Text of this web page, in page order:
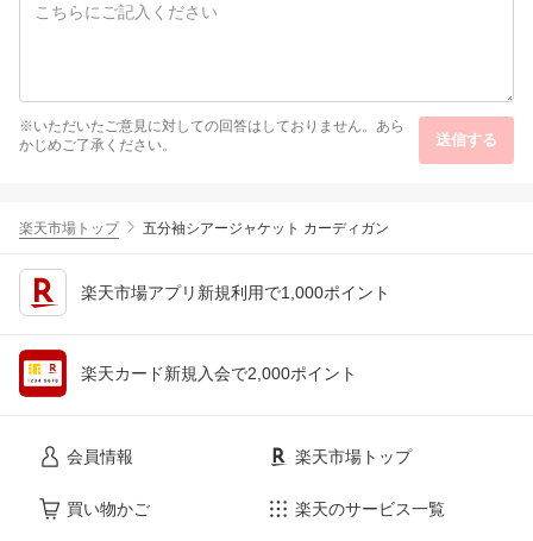
※いただいたご意見に対しての回答はしておりません。あら
かじめご了承ください。
送信する
楽天市場トップ 五分袖シアージャケット カーディガン
楽天市場アプリ新規利用で1,000ポイント
楽天カード新規入会で2,000ポイント
会員情報
買い物かご
楽天市場トップ
楽天のサービス一覧